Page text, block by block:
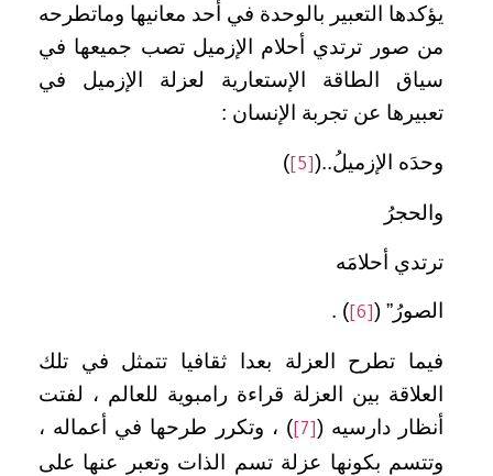
يؤكدها التعبير بالوحدة في أحد معانيها وماتطرحه
من صور ترتدي أحلام الإزميل تصب جميعها في
سياق الطاقة الإستعارية لعزلة الإزميل في
تعبيرها عن تجربة الإنسان :
وحدَه الإزميلُ..([5]
)
والحجرُ
ترتدي أحلامَه
الصورُ” ([6]
) .
فيما تطرح العزلة بعدا ثقافيا تتمثل في تلك
العلاقة بين العزلة قراءة رامبوية للعالم ، لفتت
أنظار دارسيه ([7]
) ، وتكرر طرحها في أعماله ،
وتتسم بكونها عزلة تسم الذات وتعبر عنها على